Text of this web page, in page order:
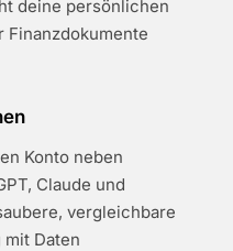
deine persönlichen
Finanzdokumente
Konto neben
Claude und
vergleichbare
mit Daten